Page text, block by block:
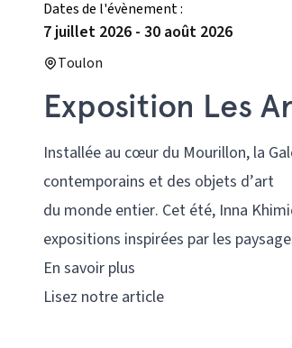
Dates de l'évènement :
7 juillet 2026 - 30 août 2026
Toulon
Exposition Les
Installée au cœur du Mourillon, la
contemporains et des objets d’art
du monde entier. Cet été, Inna
expositions inspirées par les
En savoir plus
Lisez notre article